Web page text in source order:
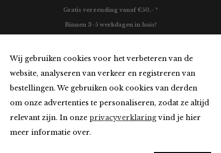
Wij gebruiken cookies voor het verbeteren van de
website, analyseren van verkeer en registreren van
bestellingen. We gebruiken ook cookies van derden
om onze advertenties te personaliseren, zodat ze altijd
relevant zijn. In onze privacyverklaringvind je hier
meer informatie over.
Gratis verzending vanaf €50,- *
Binnen 3-5 werkdagen in huis!
Must Haves